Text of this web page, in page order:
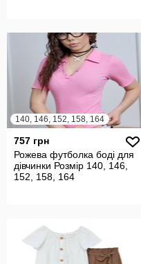
140, 146, 152, 158, 164
757 грн
Рожева футболка боді для
дівчинки Розмір 140, 146,
152, 158, 164